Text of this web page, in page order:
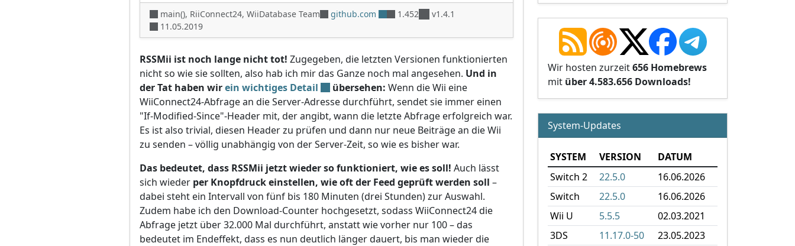
main(), RiiConnect24, WiiDatabase Team github.com 1.452
v1.4.1
11.05.2019
RSSMii ist noch lange nicht tot! Zugegeben, die letzten Versionen funktionierten
nicht so wie sie sollten, also hab ich mir das Ganze noch mal angesehen. Und in
der Tat haben wirein wichtiges Detail übersehen: Wenn die Wii eine
WiiConnect24-Abfrage an die Server-Adresse durchführt, sendet sie immer einen
"If-Modified-Since"-Header mit, der angibt, wann die letzte Abfrage erfolgreich war.
Es ist also trivial, diesen Header zu prüfen und dann nur neue Beiträge an die Wii
zu senden – völlig unabhängig von der Server-Zeit, so wie es bisher war.
Das bedeutet, dass RSSMii jetzt wieder so funktioniert, wie es soll! Auch lässt
sich wieder per Knopfdruck einstellen, wie oft der Feed geprüft werden soll –
dabei steht ein Intervall von fünf bis 180 Minuten (drei Stunden) zur Auswahl.
Zudem habe ich den Download-Counter hochgesetzt, sodass WiiConnect24 die
Abfrage jetzt über 32.000 Mal durchführt, anstatt wie vorher nur 100 – das
bedeutet im Endeffekt, dass es nun deutlich länger dauert, bis man wieder die
Wir hosten zurzeit656 Homebrews
mit über 4.583.656 Downloads!
System-Updates
SYSTEM VERSION
DATUM
Switch 2
22.5.0
16.06.2026
Switch
22.5.0
16.06.2026
Wii U
5.5.5
02.03.2021
3DS
11.17.0-50
23.05.2023